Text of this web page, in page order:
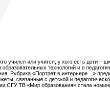
учился или учится, у кого есть дети –
технологий и о
Рубрика «Портрет в интерьере…»
связанные с детской и
СГУ ТВ «Мир образования» стала